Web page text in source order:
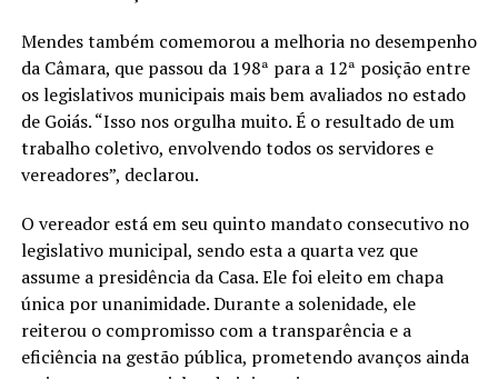
Mendes também comemorou a melhoria no desempenho
da Câmara, que passou da 198ª para a 12ª posição entre
os legislativos municipais mais bem avaliados no estado
de Goiás. “Isso nos orgulha muito. É o resultado de um
trabalho coletivo, envolvendo todos os servidores e
vereadores”, declarou.
O vereador está em seu quinto mandato consecutivo no
legislativo municipal, sendo esta a quarta vez que
assume a presidência da Casa. Ele foi eleito em chapa
única por unanimidade. Durante a solenidade, ele
reiterou o compromisso com a transparência e a
eficiência na gestão pública, prometendo avanços ainda